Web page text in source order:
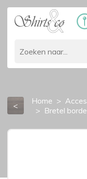
< Home
Bretel